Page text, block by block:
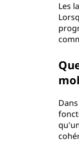
Les